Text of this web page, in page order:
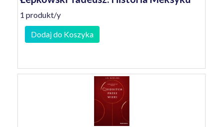
1 produkt/y
Dodaj do Koszyka